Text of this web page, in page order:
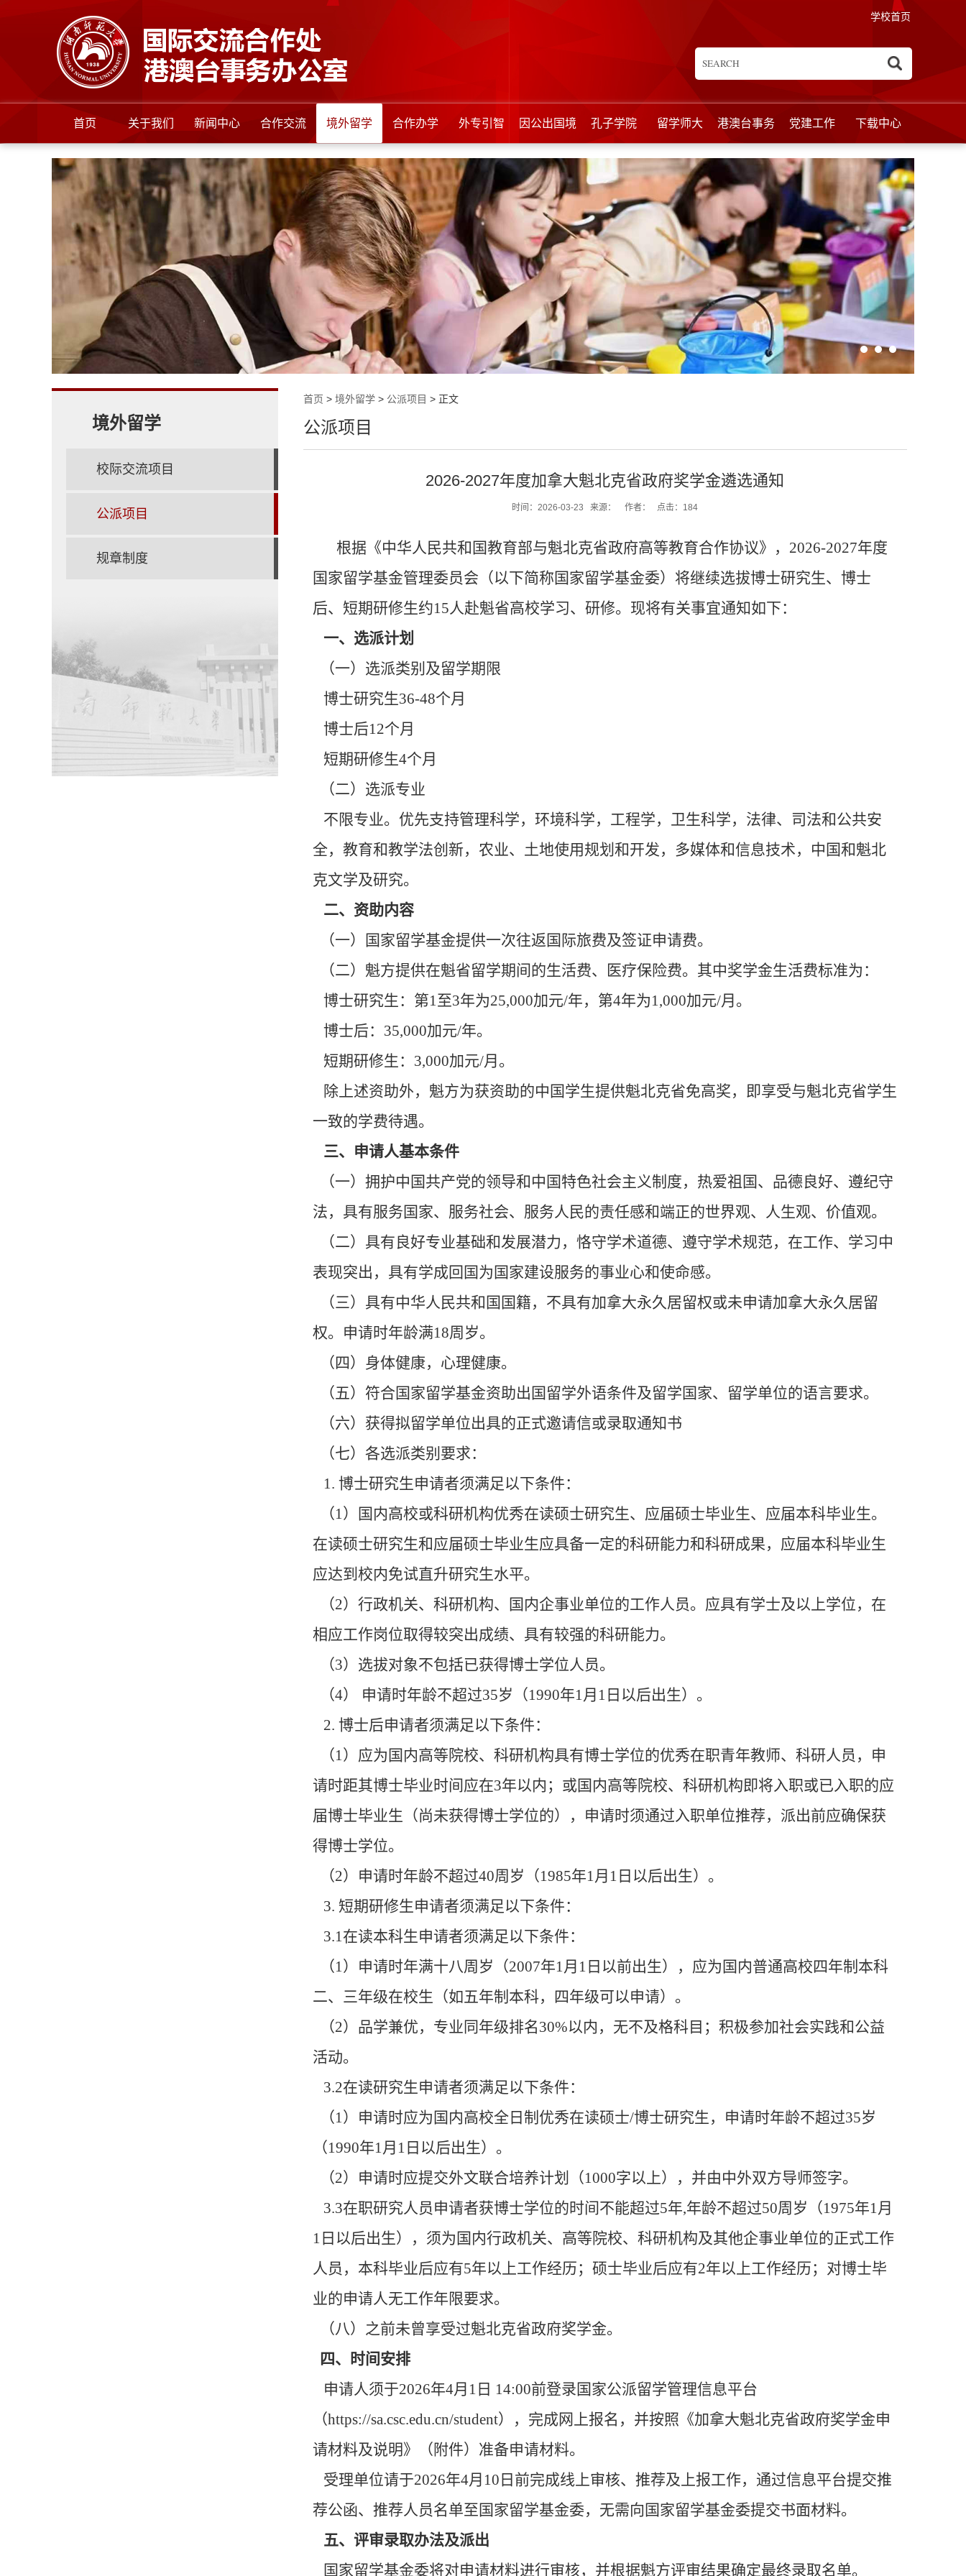
学校首页
首页 关于我们 新闻中心 合作交流 境外留学 合作办学 外专引智 因公出国境 孔子学院 留学师大 港澳台事务 党建工作 下载中心
首页 > 境外留学 > 公派项目 > 正文
公派项目
2026-2027年度加拿大魁北克省政府奖学金遴选通知
时间：2026-03-23 来源： 作者： 点击： 184
根据《中华人民共和国教育部与魁北克省政府高等教育合作协议》，2026-2027年度
国家留学基金管理委员会（以下简称国家留学基金委）将继续选拔博士研究生、博士
后、短期研修生约15人赴魁省高校学习、研修。现将有关事宜通知如下：
一、选派计划
（一）选派类别及留学期限
博士研究生36-48个月
博士后12个月
短期研修生4个月
（二）选派专业
不限专业。优先支持管理科学，环境科学，工程学，卫生科学，法律、司法和公共安
全，教育和教学法创新，农业、土地使用规划和开发，多媒体和信息技术，中国和魁北
克文学及研究。
二、资助内容
（一）国家留学基金提供一次往返国际旅费及签证申请费。
（二）魁方提供在魁省留学期间的生活费、医疗保险费。其中奖学金生活费标准为：
博士研究生：第1至3年为25,000加元/年，第4年为1,000加元/月。
博士后：35,000加元/年。
短期研修生：3,000加元/月。
除上述资助外，魁方为获资助的中国学生提供魁北克省免高奖，即享受与魁北克省学生
一致的学费待遇。
三、申请人基本条件
（一）拥护中国共产党的领导和中国特色社会主义制度，热爱祖国、品德良好、遵纪守
法，具有服务国家、服务社会、服务人民的责任感和端正的世界观、人生观、价值观。
（二）具有良好专业基础和发展潜力，恪守学术道德、遵守学术规范，在工作、学习中
表现突出，具有学成回国为国家建设服务的事业心和使命感。
（三）具有中华人民共和国国籍，不具有加拿大永久居留权或未申请加拿大永久居留
权。申请时年龄满18周岁。
（四）身体健康，心理健康。
（五）符合国家留学基金资助出国留学外语条件及留学国家、留学单位的语言要求。
（六）获得拟留学单位出具的正式邀请信或录取通知书
（七）各选派类别要求：
1. 博士研究生申请者须满足以下条件：
（1）国内高校或科研机构优秀在读硕士研究生、应届硕士毕业生、应届本科毕业生。
在读硕士研究生和应届硕士毕业生应具备一定的科研能力和科研成果，应届本科毕业生
应达到校内免试直升研究生水平。
（2）行政机关、科研机构、国内企事业单位的工作人员。应具有学士及以上学位，在
相应工作岗位取得较突出成绩、具有较强的科研能力。
（3）选拔对象不包括已获得博士学位人员。
（4） 申请时年龄不超过35岁（1990年1月1日以后出生）。
2. 博士后申请者须满足以下条件：
（1）应为国内高等院校、科研机构具有博士学位的优秀在职青年教师、科研人员，申
请时距其博士毕业时间应在3年以内；或国内高等院校、科研机构即将入职或已入职的应
届博士毕业生（尚未获得博士学位的），申请时须通过入职单位推荐，派出前应确保获
得博士学位。
（2）申请时年龄不超过40周岁（1985年1月1日以后出生）。
3. 短期研修生申请者须满足以下条件：
3.1在读本科生申请者须满足以下条件：
（1）申请时年满十八周岁（2007年1月1日以前出生），应为国内普通高校四年制本科
二、三年级在校生（如五年制本科，四年级可以申请）。
（2）品学兼优，专业同年级排名30%以内，无不及格科目；积极参加社会实践和公益
活动。
3.2在读研究生申请者须满足以下条件：
（1）申请时应为国内高校全日制优秀在读硕士/博士研究生，申请时年龄不超过35岁
（1990年1月1日以后出生）。
（2）申请时应提交外文联合培养计划（1000字以上），并由中外双方导师签字。
3.3在职研究人员申请者获博士学位的时间不能超过5年,年龄不超过50周岁（1975年1月
1日以后出生），须为国内行政机关、高等院校、科研机构及其他企事业单位的正式工作
人员，本科毕业后应有5年以上工作经历；硕士毕业后应有2年以上工作经历；对博士毕
业的申请人无工作年限要求。
（八）之前未曾享受过魁北克省政府奖学金。
四、时间安排
申请人须于2026年4月1日 14:00前登录国家公派留学管理信息平台
（https://sa.csc.edu.cn/student），完成网上报名，并按照《加拿大魁北克省政府奖学金申
请材料及说明》（附件）准备申请材料。
受理单位请于2026年4月10日前完成线上审核、推荐及上报工作，通过信息平台提交推
荐公函、推荐人员名单至国家留学基金委，无需向国家留学基金委提交书面材料。
五、评审录取办法及派出
国家留学基金委将对申请材料进行审核，并根据魁方评审结果确定最终录取名单。
境外留学
校际交流项目
公派项目
规章制度